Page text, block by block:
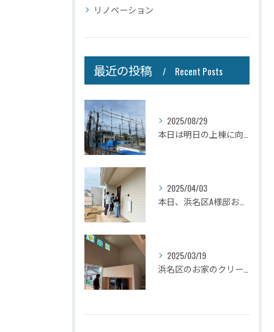
リノベーション
最近の投稿 Recent Posts
2025/08/29
2025/04/03
2025/03/19